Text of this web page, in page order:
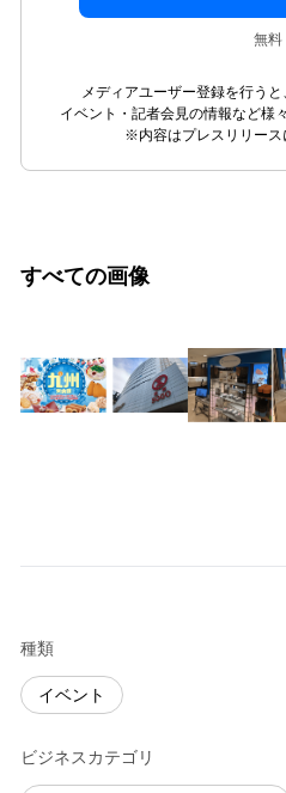
無料
メディアユーザー登録を行うと
イベント・記者会見の情報など様
※内容はプレスリリース
すべての画像
種類
イベント
ビジネスカテゴリ